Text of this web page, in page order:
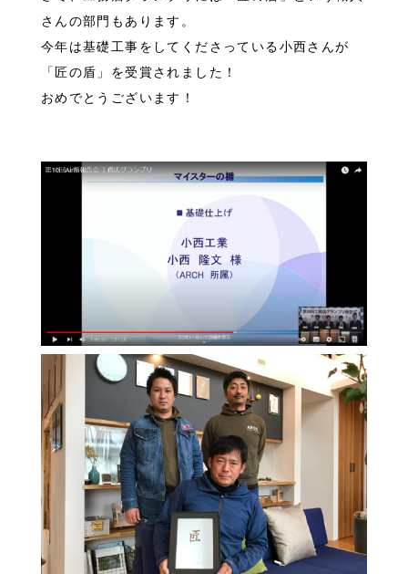
さんの部門もあります。
今年は基礎工事をしてくださっている小西さんが
「 匠の盾」 を受賞されました！
おめでとうございます！